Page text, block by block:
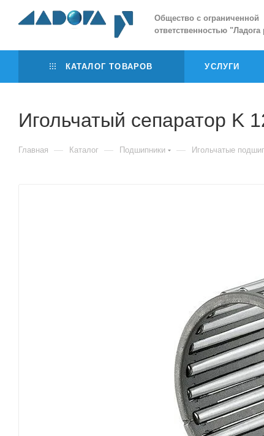
Общество с ограниченной
ответственностью "Ладога
КАТАЛОГ ТОВАРОВ УСЛУГИ
Игольчатый сепаратор K
Главная — Каталог — Подшипники — Игольчатые